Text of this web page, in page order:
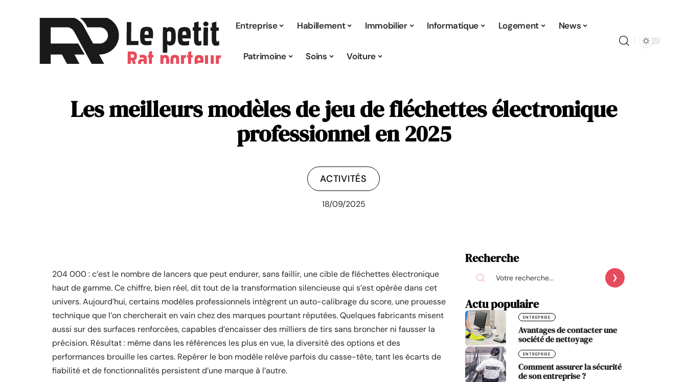
Activités Entreprise Habillement Immobilier Informatique Logement News
Parentalité Patrimoine Soins Voiture
Les meilleurs modèles de jeu de fléchettes électronique
professionnel en 2025
ACTIVITÉS
18/09/2025
204 000 : c’est le nombre de lancers que peut endurer, sans faillir, une cible de fléchettes électronique
haut de gamme. Ce chiffre, bien réel, dit tout de la transformation silencieuse qui s’est opérée dans cet
univers. Aujourd’hui, certains modèles professionnels intègrent un auto-calibrage du score, une prouesse
technique que l’on chercherait en vain chez des marques pourtant réputées. Quelques fabricants misent
aussi sur des surfaces renforcées, capables d’encaisser des milliers de tirs sans broncher ni fausser la
précision. Résultat : même dans les références les plus en vue, la diversité des options et des
performances brouille les cartes. Repérer le bon modèle relève parfois du casse-tête, tant les écarts de
fiabilité et de fonctionnalités persistent d’une marque à l’autre.
Recherche
Actu populaire
ENTREPRISE
Avantages de contacter une
société de nettoyage
ENTREPRISE
Comment assurer la sécurité
de son entreprise ?